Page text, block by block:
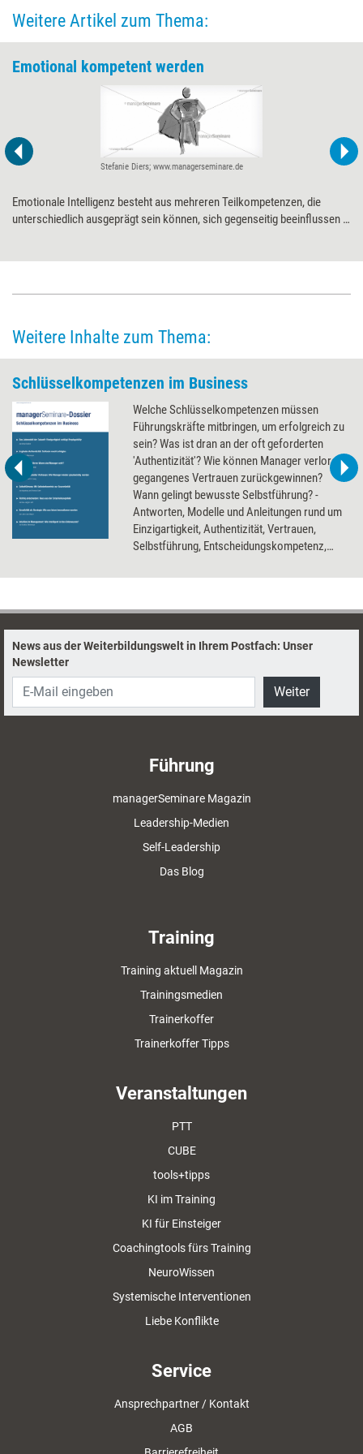
Weitere Artikel zum Thema:
Emotional kompetent werden
Stefanie Diers; www.managerseminare.de
Emotionale Intelligenz besteht aus mehreren Teilkompetenzen, die
unterschiedlich ausgeprägt sein können, sich gegenseitig beeinflussen –
Weitere Inhalte zum Thema:
Schlüsselkompetenzen im Business
Welche Schlüsselkompetenzen müssen
Führungskräfte mitbringen, um erfolgreich zu
sein? Was ist dran an der oft geforderten
'Authentizität'? Wie können Manager verloren
gegangenes Vertrauen zurückgewinnen?
Wann gelingt bewusste Selbstführung? -
Antworten, Modelle und Anleitungen rund um
Einzigartigkeit, Authentizität, Vertrauen,
Selbstführung, Entscheidungskompetenz,
zum Thema Business-Skills.
News aus der Weiterbildungswelt in Ihrem Postfach: Unser
Newsletter
Weiter
Führung
managerSeminare Magazin
Leadership-Medien
Self-Leadership
Das Blog
Training
Training aktuell Magazin
Trainingsmedien
Trainerkoffer
Trainerkoffer Tipps
Veranstaltungen
PTT
CUBE
tools+tipps
KI im Training
KI für Einsteiger
Coachingtools fürs Training
NeuroWissen
Systemische Interventionen
Liebe Konflikte
Service
Ansprechpartner / Kontakt
AGB